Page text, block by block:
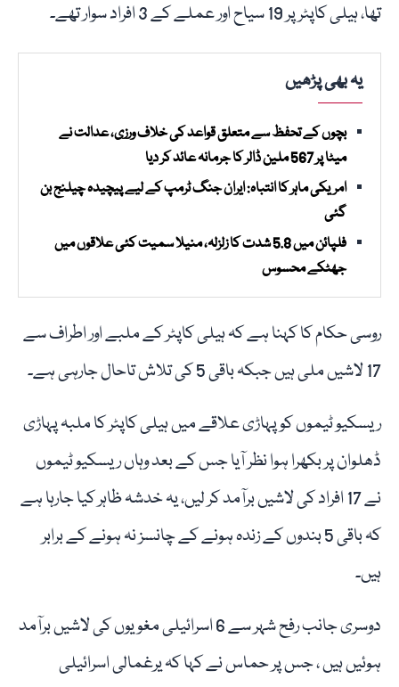
تھا، ہیلی کاپٹر پر 19 سیاح اور عملے کے 3 افراد سوار تھے۔
یہ بھی پڑھیں
بچوں کے تحفظ سے متعلق قواعد کی خلاف ورزی، عدالت نے
میٹا پر 567 ملین ڈالر کا جرمانہ عائد کر دیا
امریکی ماہر کا انتباہ: ایران جنگ ٹرمپ کے لیے پیچیدہ چیلنج بن
گئی
فلپائن میں 5.8 شدت کا زلزلہ، منیلا سمیت کئی علاقوں میں
جھٹکے محسوس
روسی حکام کا کہنا ہے کہ ہیلی کاپٹر کے ملبے اور اطراف سے
17 لاشیں ملی ہیں جبکہ باقی 5 کی تلاش تاحال جارہی ہے۔
ریسکیو ٹیموں کو پہاڑی علاقے میں ہیلی کاپٹر کا ملبہ پہاڑی
ڈھلوان پر بکھرا ہوا نظر آیا جس کے بعد وہاں ریسکیو ٹیموں
نے 17 افراد کی لاشیں برآمد کر لیں، یہ خدشہ ظاہر کیا جارہا ہے
کہ باقی 5 بندوں کے زندہ ہونے کے چانسز نہ ہونے کے برابر
ہیں۔
دوسری جانب رفح شہر سے 6 اسرائیلی مغویوں کی لاشیں برآمد
ہوئیں ہیں ، جس پر حماس نے کہا کہ یرغمالی اسرائیلی